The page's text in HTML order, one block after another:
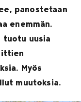
panostetaan
enemmän.
tuotu uusia
Myös
muutoksia.